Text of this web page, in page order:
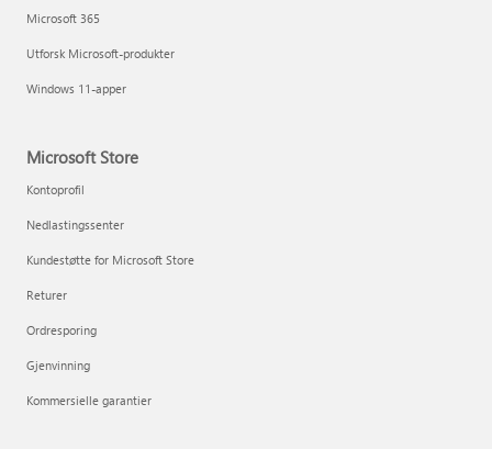
Microsoft 365
Utforsk Microsoft-produkter
Windows 11-apper
Microsoft Store
Kontoprofil
Nedlastingssenter
Kundestøtte for Microsoft Store
Returer
Ordresporing
Gjenvinning
Kommersielle garantier